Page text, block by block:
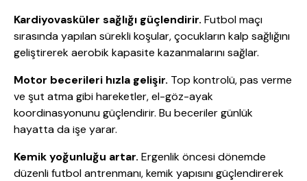
Kardiyovasküler sağlığı güçlendirir. Futbol maçı
sırasında yapılan sürekli koşular, çocukların kalp sağlığını
geliştirerek aerobik kapasite kazanmalarını sağlar.
Motor becerileri hızla gelişir. Top kontrolü, pas verme
ve şut atma gibi hareketler, el-göz-ayak
koordinasyonunu güçlendirir. Bu beceriler günlük
hayatta da işe yarar.
Kemik yoğunluğu artar. Ergenlik öncesi dönemde
düzenli futbol antrenmanı, kemik yapısını güçlendirerek